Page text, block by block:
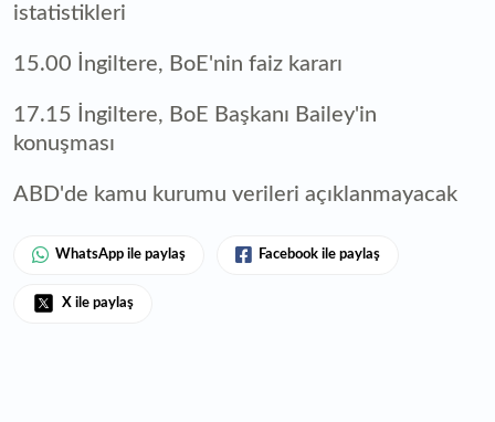
istatistikleri
15.00 İngiltere, BoE'nin faiz kararı
17.15 İngiltere, BoE Başkanı Bailey'in
konuşması
ABD'de kamu kurumu verileri açıklanmayacak
WhatsApp ile paylaş Facebook ile paylaş
X ile paylaş